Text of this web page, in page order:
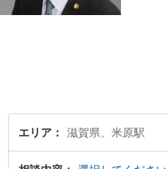
エリア 滋賀県、米原駅